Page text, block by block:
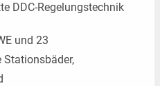
DDC-Regelungstechnik
und 23
Stationsbäder,